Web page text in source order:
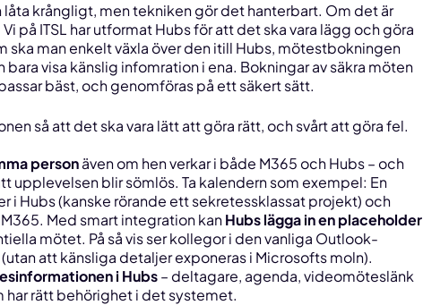
krångligt, men tekniken gör det hanterbart. Om det är
på ITSL har utformat Hubs för att det ska vara lägg och göra
ska man enkelt växla över den itill Hubs, mötestbokningen
visa känslig infomration i ena. Bokningar av säkra möten
bäst, och genomföras på ett säkert sätt.
så att det ska vara lätt att göra rätt, och svårt att göra fel.
personäven om hen verkar i både M365 och Hubs – och
upplevelsen blir sömlös. Ta kalendern som exempel: En
i Hubs (kanske rörande ett sekretessklassat projekt) och
Med smart integration kanHubs lägga in en placeholder
mötet. På så vis ser kollegor i den vanliga Outlook-
att känsliga detaljer exponeras i Microsofts moln).
i Hubs– deltagare, agenda, videomöteslänk
rätt behörighet i det systemet.